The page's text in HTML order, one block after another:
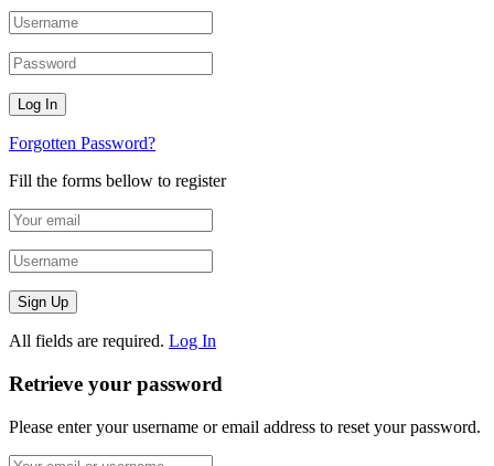
Forgotten Password?
Fill the forms bellow to register
All fields are required. Log In
Retrieve your password
Please enter your username or email address to reset your password.